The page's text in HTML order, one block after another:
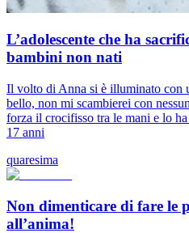
L’adolescente che ha
bambini non nati
Il volto di Anna si è illuminato con
bello, non mi scambierei con
forza il crocifisso tra le mani e lo
17 anni
quaresima
Non dimenticare di fare le
all’anima!